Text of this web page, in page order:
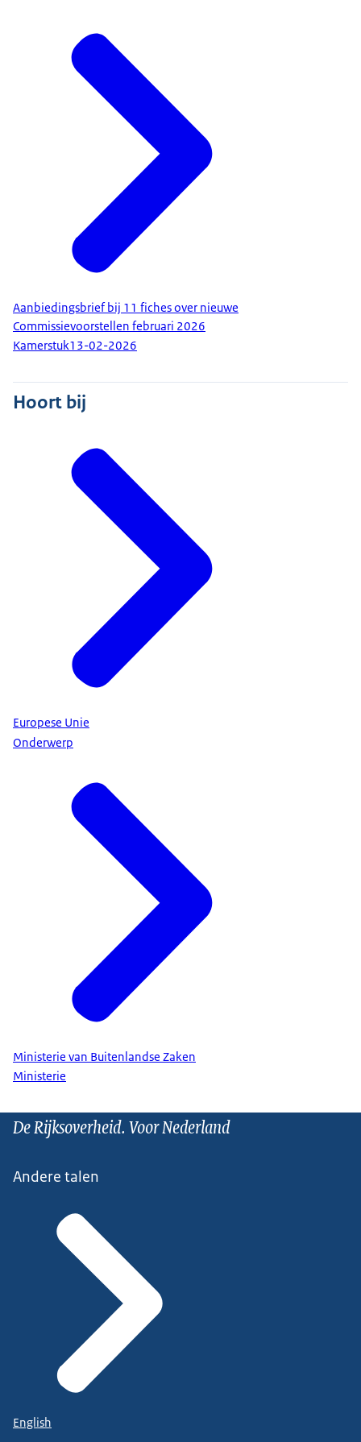
Aanbiedingsbrief bij 11 fiches over nieuwe
Commissievoorstellen februari 2026
Kamerstuk13-02-2026
Hoort bij
Europese Unie
Onderwerp
Ministerie van Buitenlandse Zaken
Ministerie
De Rijksoverheid. Voor Nederland
Andere talen
English